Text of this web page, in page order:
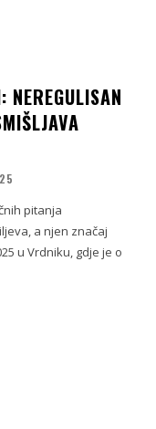
NEREGULISAN
pitanja
a njen značaj
u Vrdniku, gdje je o